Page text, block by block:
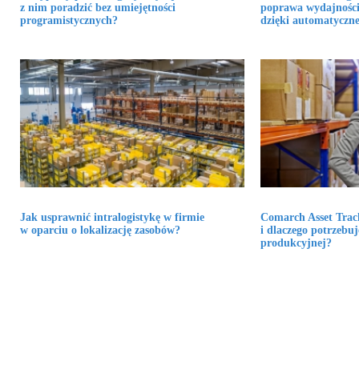
z nim poradzić bez umiejętności
programistycznych?
poprawa
dzięki
Jak usprawnić intralogistykę w firmie
w oparciu o lokalizację zasobów?
Comarch Asset
i dlaczego
produkcyjnej?